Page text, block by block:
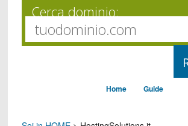
Cerca dominio:
Home Guide